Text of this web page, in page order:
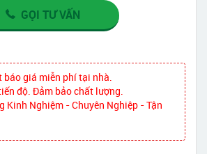
GỌI TƯ VẤN
báo giá miễn phí tại nhà.
độ. Đảm bảo chất lượng.
Kinh Nghiệm - Chuyên Nghiệp - Tận